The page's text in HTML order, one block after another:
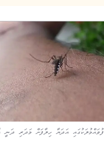
ފުވައްމުލަކުގައި އަދަޔާ ހިލާފަށް މަދަރި ދަނީ